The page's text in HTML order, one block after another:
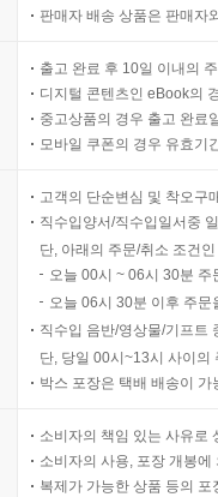
판매자 배송 상품은 판매자
출고 완료 후 10일 이내의
디지털 콘텐츠인 eBook의
중고상품의 경우 출고 완료
모바일 쿠폰의 경우 유효기
고객의 단순변심 및 착오구
직수입양서/직수입일서중
단, 아래의 주문/취소 조건
오늘 00시 ~ 06시 30분
오늘 06시 30분 이후 주
직수입 음반/영상물/기프트
단, 당일 00시~13시 사이의
박스 포장은 택배 배송이
소비자의 책임 있는 사유로
소비자의 사용, 포장 개봉
복제가 가능한 상품 등의